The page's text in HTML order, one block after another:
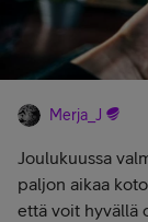
Merja_J
Joulukuussa
paljon aikaa
että voit hyvällä